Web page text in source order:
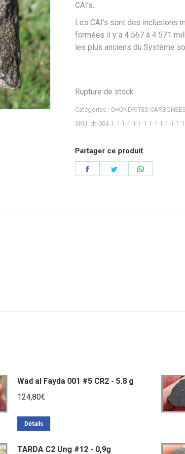
CAI’s.
Les CAI’s sont des inclusions
formées il y a 4 567 à 4 571
les plus anciens du Système
Rupture de stock
Catégories : CHONDRITES CARBONEES
SKU: dt-004-1-1-1-1-1-1-1-1-1-1-1-1-1-
Partager ce produit
Partager Partager
Wad al Fayda 001 #5 CR2 - 5.8 g
124,80€
Détails
TARDA C2 Ung #12 - 0,9g